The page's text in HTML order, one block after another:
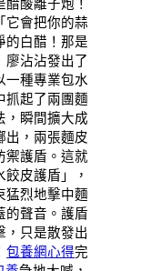
酸離子炮！
它會把你的蒜
的白醋！那是
廖沾沾發出了
一種專業包水
抓起了兩團麵
，瞬間擴大成
出，兩張麵皮
禦護盾。這就
皮護盾」，
猛烈地擊中麵
的聲音。護盾
，只是散發出
包養網心得完